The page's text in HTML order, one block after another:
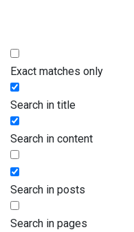
Exact matches only
Search in title
Search in content
Search in posts
Search in pages